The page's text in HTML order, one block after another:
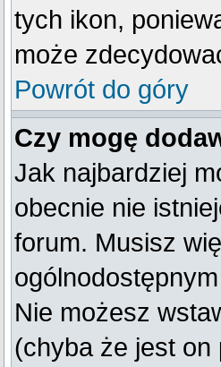
tych ikon,
może
Powrót do góry
Czy mogę
Jak najbardziej
obecnie nie
forum. Musisz
Nie możesz
(chyba że jest